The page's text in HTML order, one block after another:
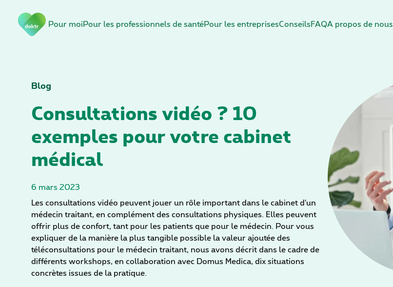
Pour moi Pour les professionnels de santéPour les entreprisesConseils FAQA propos de nous
Blog
Consultations vidéo ? 10
exemples pour votre cabinet
médical
6 mars 2023
Les consultations vidéo peuvent jouer un rôle important dans le cabinet d'un
médecin traitant, en complément des consultations physiques. Elles peuvent
offrir plus de confort, tant pour les patients que pour le médecin. Pour vous
expliquer de la manière la plus tangible possible la valeur ajoutée des
téléconsultations pour le médecin traitant, nous avons décrit dans le cadre de
différents workshops, en collaboration avec Domus Medica, dix situations
concrètes issues de la pratique.